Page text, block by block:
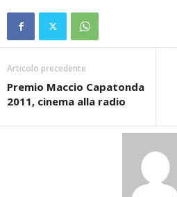
Articolo precedente
Premio Maccio Capatonda
2011, cinema alla radio